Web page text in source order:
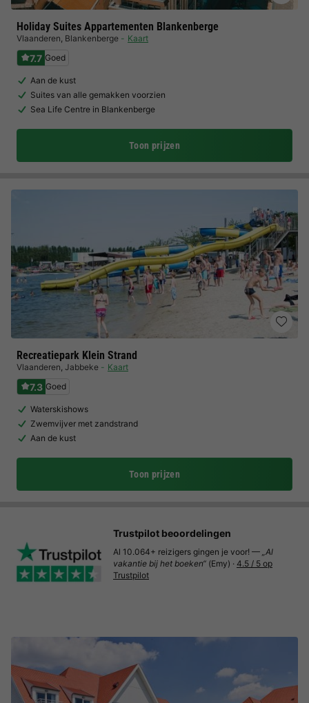
Holiday Suites Appartementen Blankenberge
Vlaanderen, Blankenberge Kaart
7.7 Goed
Aan de kust
Suites van alle gemakken voorzien
Sea Life Centre in Blankenberge
Toon prijzen
Recreatiepark Klein Strand
Vlaanderen, Jabbeke Kaart
7.3 Goed
Waterskishows
Zwemvijver met zandstrand
Aan de kust
Toon prijzen
Trustpilot beoordelingen
Al 10.064+ reizigers gingen je voor! — „Al
vakantie bij het boeken“ (Emy) · 4.5 / 5 op
Trustpilot